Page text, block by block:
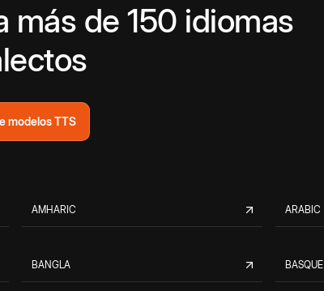
más de 150 idiomas
modelos TTS
AMHARIC ARABIC
BANGLA BASQUE